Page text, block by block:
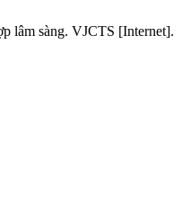
lâm sàng. VJCTS [Internet].